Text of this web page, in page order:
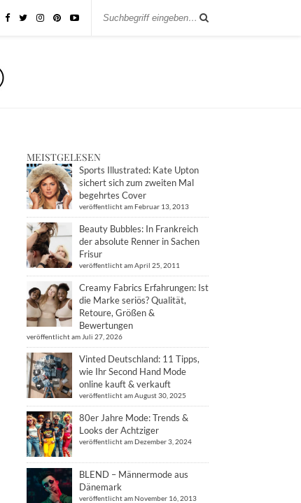
MEISTGELESEN
Sports Illustrated: Kate Upton
sichert sich zum zweiten Mal
begehrtes Cover
veröffentlicht am Februar 13, 2013
Beauty Bubbles: In Frankreich
der absolute Renner in Sachen
Frisur
veröffentlicht am April 25, 2011
Creamy Fabrics Erfahrungen: Ist
die Marke seriös? Qualität,
Retoure, Größen &
Bewertungen
veröffentlicht am Juli 27, 2026
Vinted Deutschland: 11 Tipps,
wie Ihr Second Hand Mode
online kauft & verkauft
veröffentlicht am August 30, 2025
80er Jahre Mode: Trends &
Looks der Achtziger
veröffentlicht am Dezember 3, 2024
BLEND – Männermode aus
Dänemark
veröffentlicht am November 16, 2013